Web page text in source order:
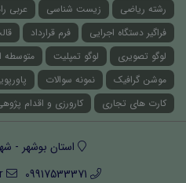
رشته ریاضی
زیست شناسی عربی
فراگیر دستگاه اجرایی
فرم قرارداد
لوگو تصویری
لوگو تمپلیت متوسطه
موشن گرافیک
نمونه سوالات
کارت های تجاری
کارورزی و اقدام
استان بوشهر -
09917533371